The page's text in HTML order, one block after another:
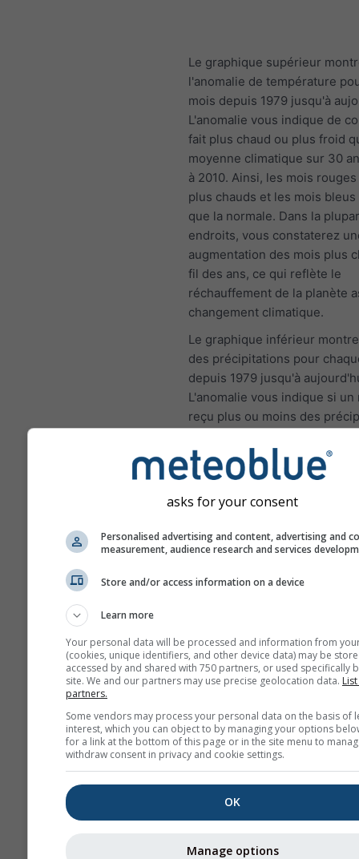
Le graphique supérieur
l'anomalie de température
mois depuis 1979 jusqu'à
L'anomalie vous indique de
fait plus chaud ou plus froid
moyenne climatique sur 30
à 2010. Ainsi, les mois
plus chauds et les mois
que la normale. Dans la
endroits, vous constaterez
augmentation des mois plus
fil des ans, ce qui reflète le
réchauffement de la planète
changement climatique.
Le graphique inférieur
des précipitations pour
depuis 1979 jusqu'à
L'anomalie vous indique si un
reçu plus ou moins des
de 1980 à 2010. Ainsi, les
été plus humides et les mois
été plus secs que la normale.
Anomalie de température
Mois
Jan Feb Mar
Sep Oct Nov
asks for your consent
Personalised advertising and content, advertising and
measurement, audience research and services
Store and/or access information on a device
Learn more
Your personal data will be processed and information from
(cookies, unique identifiers, and other device data) may be
accessed by and shared with 750 partners, or used specifically
site. We and our partners may use precise geolocation data.
partners.
Some vendors may process your personal data on the basis of
interest, which you can object to by managing your options
for a link at the bottom of this page or in the site menu to
withdraw consent in privacy and cookie settings.
OK
Manage options